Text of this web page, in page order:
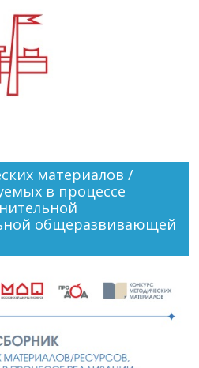
материалов /
в процессе
общеразвивающей